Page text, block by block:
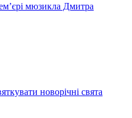
мюзикла Дмитра
новорічні свята